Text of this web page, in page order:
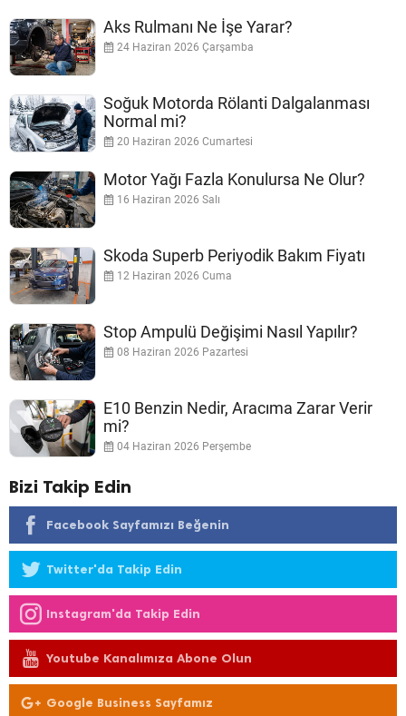
Aks Rulmanı Ne İşe Yarar?
24 Haziran 2026 Çarşamba
Soğuk Motorda Rölanti Dalgalanması
Normal mi?
20 Haziran 2026 Cumartesi
Motor Yağı Fazla Konulursa Ne Olur?
16 Haziran 2026 Salı
Skoda Superb Periyodik Bakım Fiyatı
12 Haziran 2026 Cuma
Stop Ampulü Değişimi Nasıl Yapılır?
08 Haziran 2026 Pazartesi
E10 Benzin Nedir, Aracıma Zarar Verir
mi?
04 Haziran 2026 Perşembe
Bizi Takip Edin
Facebook Sayfamızı Beğenin
Twitter'da Takip Edin
Instagram'da Takip Edin
Youtube Kanalımıza Abone Olun
Google Business Sayfamız